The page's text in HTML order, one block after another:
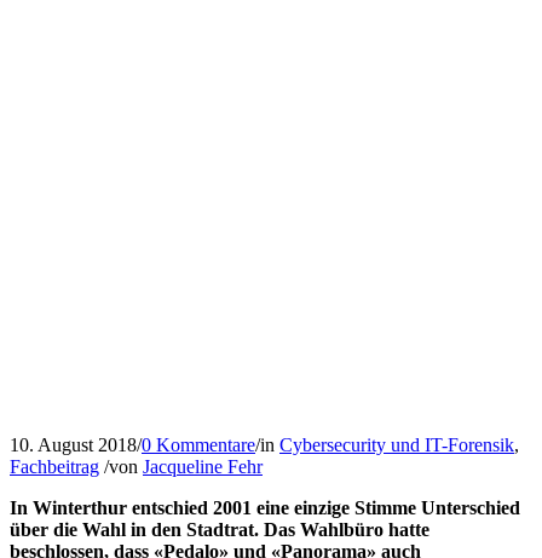
10. August 2018/0 Kommentare/in Cybersecurity und IT-Forensik,
Fachbeitrag /von Jacqueline Fehr
In Winterthur entschied 2001 eine einzige Stimme Unterschied
über die Wahl in den Stadtrat. Das Wahlbüro hatte
beschlossen, dass «Pedalo» und «Panorama» auch